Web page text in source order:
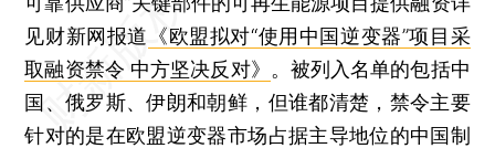
见财新网报道 《欧盟拟对“使用中国逆变器”项目采
取融资禁令 中方坚决反对》 。被列入名单的包括中
国、俄罗斯、伊朗和朝鲜，但谁都清楚，禁令主要
针对的是在欧盟逆变器市场占据主导地位的中国制